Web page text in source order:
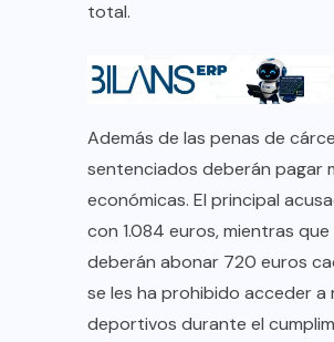
total.
Además de las penas de
sentenciados deberán pagar
económicas. El principal
con 1.084 euros, mientras
deberán abonar 720 euros
se les ha prohibido acceder a
deportivos durante el